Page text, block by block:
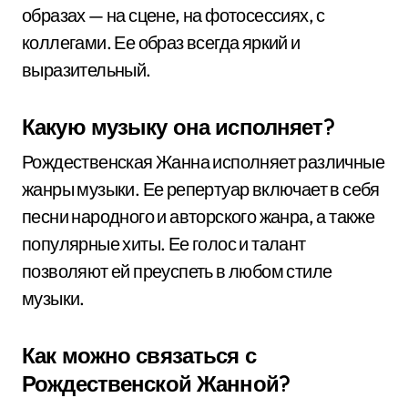
образах — на сцене, на фотосессиях, с
коллегами. Ее образ всегда яркий и
выразительный.
Какую музыку она исполняет?
Рождественская Жанна исполняет различные
жанры музыки. Ее репертуар включает в себя
песни народного и авторского жанра, а также
популярные хиты. Ее голос и талант
позволяют ей преуспеть в любом стиле
музыки.
Как можно связаться с
Рождественской Жанной?